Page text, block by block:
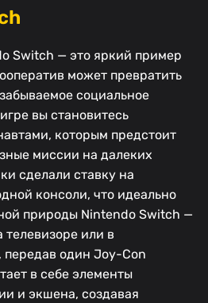
Switch — это яркий пример
может превратить
социальное
вы становитесь
которым предстоит
миссии на далеких
сделали ставку на
консоли, что идеально
природы Nintendo Switch —
или в
один Joy-Con
в себе элементы
и экшена, создавая